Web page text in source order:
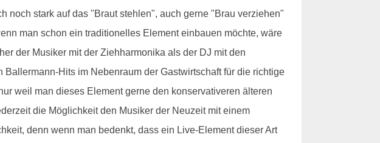
noch stark auf das "Braut stehlen", auch gerne "Brau verziehen"
man schon ein traditionelles Element einbauen möchte, wäre
der Musiker mit der Ziehharmonika als der DJ mit den
Hits im Nebenraum der Gastwirtschaft für die richtige
weil man dieses Element gerne den konservativeren älteren
die Möglichkeit den Musiker der Neuzeit mit einem
denn wenn man bedenkt, dass ein Live-Element dieser Art